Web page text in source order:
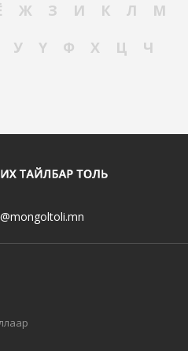
Ж З И К Л
М
У Ү Ф Х Ц
Ч